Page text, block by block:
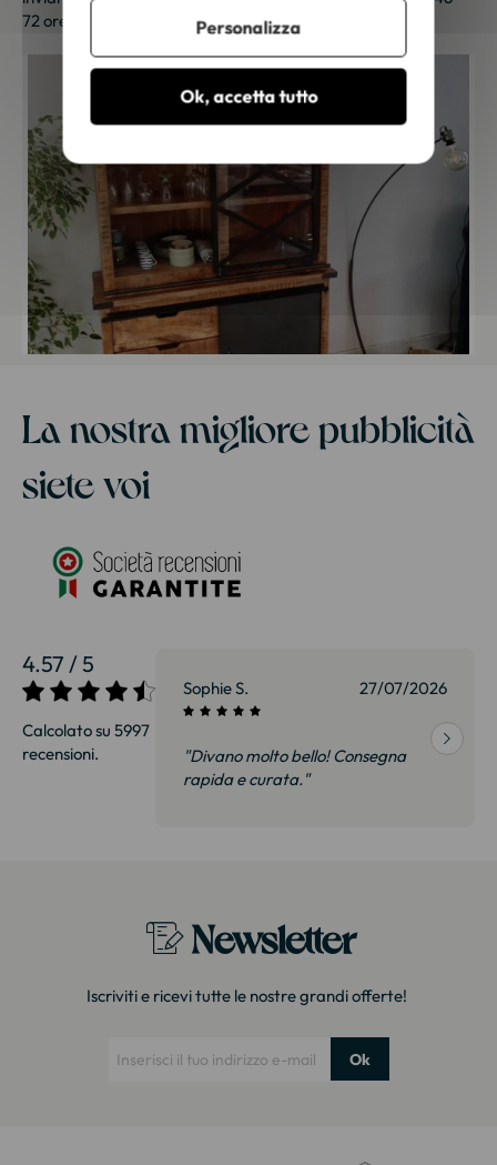
72 ore lavorative. Grazie per la tua fedeltà!
La nostra migliore pubblicità
siete voi
4.57 / 5
Calcolato su 5997
recensioni.
27/07/2026 Sophie S. 27/07/2026
"Divano molto bello! Consegna
rapida e curata."
Newsletter
Iscriviti e ricevi tutte le nostre grandi offerte!
Ok
Ok, accetta tutto
Personalizza